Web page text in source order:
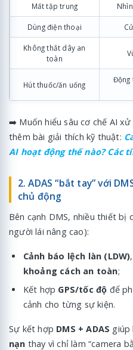
Mất tập trung
Dùng điện thoại
Không thắt dây an
toàn
Hút thuốc/ăn uống
Động
➡️ Muốn hiểu sâu cơ chế AI
thêm bài giải thích kỹ thuật:
AI hoạt động thế nào? Các
2. ADAS “bắt tay” với
chủ động
Bên cạnh DMS, nhiều thiết bị
người lái nâng cao):
Cảnh báo lệch làn (LDW),
khoảng cách an toàn;
Kết hợp GPS/tốc độ để
cảnh cho từng sự kiện.
Sự kết hợp DMS + ADAS giúp
nạn thay vì chỉ làm “camera